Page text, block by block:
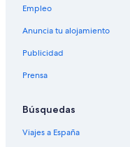
Empleo
Anuncia tu alojamiento
Publicidad
Prensa
Búsquedas
Viajes a España